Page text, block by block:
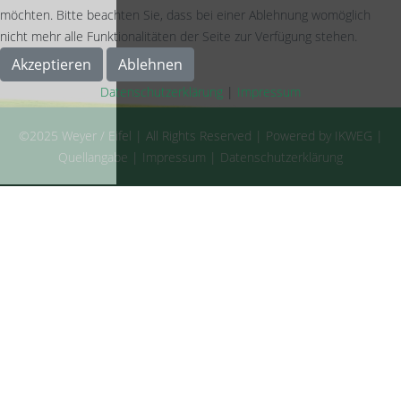
©2025 Weyer / Eifel | All Rights Reserved | Powered by IKWEG |
Quellangabe | Impressum | Datenschutzerklärung
möchten. Bitte beachten Sie, dass bei einer Ablehnung womöglich
nicht mehr alle Funktionalitäten der Seite zur Verfügung stehen.
Akzeptieren Ablehnen
Datenschutzerklärung | Impressum